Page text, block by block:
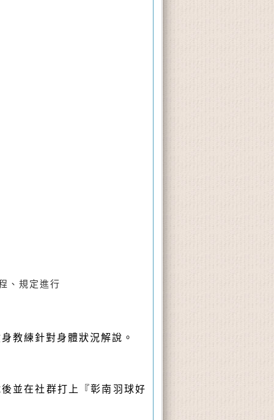
、規定進行
教練針對身體狀況解說。
並在社群打上『彰南羽球好